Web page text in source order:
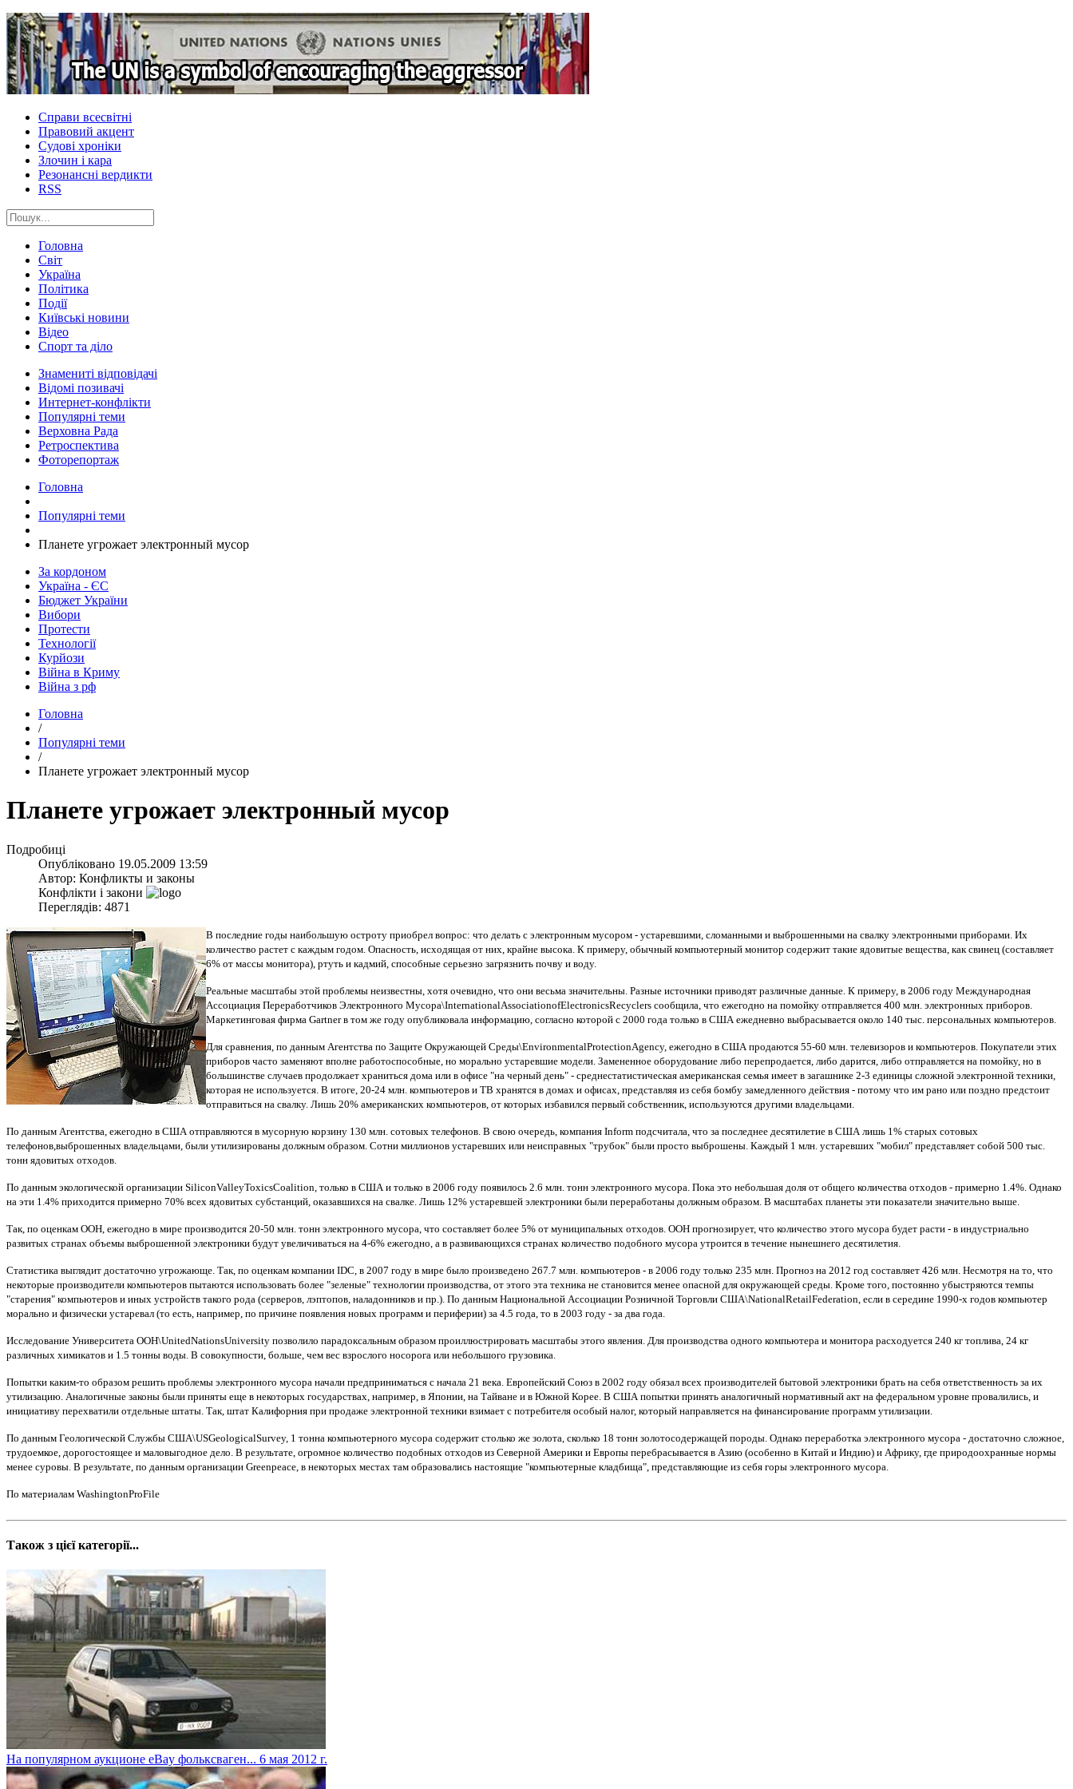
Справи всесвітні
Правовий акцент
Судові хроніки
Злочин і кара
Резонансні вердикти
RSS
Головна
Світ
Україна
Політика
Події
Київські новини
Відео
Спорт та діло
Знамениті відповідачі
Відомі позивачі
Интернет-конфлікти
Популярні теми
Верховна Рада
Ретроспектива
Фоторепортаж
Головна
Популярні теми
Планете угрожает электронный мусор
За кордоном
Україна - ЄС
Бюджет України
Вибори
Протести
Технології
Курйози
Війна в Криму
Війна з рф
Головна
/
Популярні теми
/
Планете угрожает электронный мусор
Планете угрожает электронный мусор
Подробиці
Опубліковано 19.05.2009 13:59
Автор: Конфликты и законы
Конфлікти і закони
Переглядів: 4871
В последние годы наибольшую остроту приобрел вопрос: что делать с электронным мусором - устаревшими, сломанными и выброшенными на свалку электронными приборами. Их
количество растет с каждым годом. Опасность, исходящая от них, крайне высока. К примеру, обычный компьютерный монитор содержит такие ядовитые вещества, как свинец (составляет
6% от массы монитора), ртуть и кадмий, способные серьезно загрязнить почву и воду.
Реальные масштабы этой проблемы неизвестны, хотя очевидно, что они весьма значительны. Разные источники приводят различные данные. К примеру, в 2006 году Международная
Ассоциация Переработчиков Электронного Мусора\InternationalAssociationofElectronicsRecyclers сообщила, что ежегодно на помойку отправляется 400 млн. электронных приборов.
Маркетинговая фирма Gartner в том же году опубликовала информацию, согласно которой с 2000 года только в США ежедневно выбрасывается около 140 тыс. персональных компьютеров.
Для сравнения, по данным Агентства по Защите Окружающей Среды\EnvironmentalProtectionAgency, ежегодно в США продаются 55-60 млн. телевизоров и компьютеров. Покупатели этих
приборов часто заменяют вполне работоспособные, но морально устаревшие модели. Замененное оборудование либо перепродается, либо дарится, либо отправляется на помойку, но в
большинстве случаев продолжает храниться дома или в офисе "на черный день" - среднестатистическая американская семья имеет в загашнике 2-3 единицы сложной электронной техники,
которая не используется. В итоге, 20-24 млн. компьютеров и ТВ хранятся в домах и офисах, представляя из себя бомбу замедленного действия - потому что им рано или поздно предстоит
отправиться на свалку. Лишь 20% американских компьютеров, от которых избавился первый собственник, используются другими владельцами.
По данным Агентства, ежегодно в США отправляются в мусорную корзину 130 млн. сотовых телефонов. В свою очередь, компания Inform подсчитала, что за последнее десятилетие в США лишь 1% старых сотовых
телефонов,выброшенных владельцами, были утилизированы должным образом. Сотни миллионов устаревших или неисправных "трубок" были просто выброшены. Каждый 1 млн. устаревших "мобил" представляет собой 500 тыс.
тонн ядовитых отходов.
По данным экологической организации SiliconValleyToxicsCoalition, только в США и только в 2006 году появилось 2.6 млн. тонн электронного мусора. Пока это небольшая доля от общего количества отходов - примерно 1.4%. Однако
на эти 1.4% приходится примерно 70% всех ядовитых субстанций, оказавшихся на свалке. Лишь 12% устаревшей электроники были переработаны должным образом. В масштабах планеты эти показатели значительно выше.
Так, по оценкам ООН, ежегодно в мире производится 20-50 млн. тонн электронного мусора, что составляет более 5% от муниципальных отходов. ООН прогнозирует, что количество этого мусора будет расти - в индустриально
развитых странах объемы выброшенной электроники будут увеличиваться на 4-6% ежегодно, а в развивающихся странах количество подобного мусора утроится в течение нынешнего десятилетия.
Статистика выглядит достаточно угрожающе. Так, по оценкам компании IDC, в 2007 году в мире было произведено 267.7 млн. компьютеров - в 2006 году только 235 млн. Прогноз на 2012 год составляет 426 млн. Несмотря на то, что
некоторые производители компьютеров пытаются использовать более "зеленые" технологии производства, от этого эта техника не становится менее опасной для окружающей среды. Кроме того, постоянно убыстряются темпы
"старения" компьютеров и иных устройств такого рода (серверов, лэптопов, наладонников и пр.). По данным Национальной Ассоциации Розничной Торговли США\NationalRetailFederation, если в середине 1990-х годов компьютер
морально и физически устаревал (то есть, например, по причине появления новых программ и периферии) за 4.5 года, то в 2003 году - за два года.
Исследование Университета ООН\UnitedNationsUniversity позволило парадоксальным образом проиллюстрировать масштабы этого явления. Для производства одного компьютера и монитора расходуется 240 кг топлива, 24 кг
различных химикатов и 1.5 тонны воды. В совокупности, больше, чем вес взрослого носорога или небольшого грузовика.
Попытки каким-то образом решить проблемы электронного мусора начали предприниматься с начала 21 века. Европейский Союз в 2002 году обязал всех производителей бытовой электроники брать на себя ответственность за их
утилизацию. Аналогичные законы были приняты еще в некоторых государствах, например, в Японии, на Тайване и в Южной Корее. В США попытки принять аналогичный нормативный акт на федеральном уровне провалились, и
инициативу перехватили отдельные штаты. Так, штат Калифорния при продаже электронной техники взимает с потребителя особый налог, который направляется на финансирование программ утилизации.
По данным Геологической Службы США\USGeologicalSurvey, 1 тонна компьютерного мусора содержит столько же золота, сколько 18 тонн золотосодержащей породы. Однако переработка электронного мусора - достаточно сложное,
трудоемкое, дорогостоящее и маловыгодное дело. В результате, огромное количество подобных отходов из Северной Америки и Европы перебрасывается в Азию (особенно в Китай и Индию) и Африку, где природоохранные нормы
менее суровы. В результате, по данным организации Greenpeace, в некоторых местах там образовались настоящие "компьютерные кладбища", представляющие из себя горы электронного мусора.
По материалам WashingtonProFile
Також з цієї категорії...
На популярном аукционе eBay фольксваген... 6 мая 2012 г.